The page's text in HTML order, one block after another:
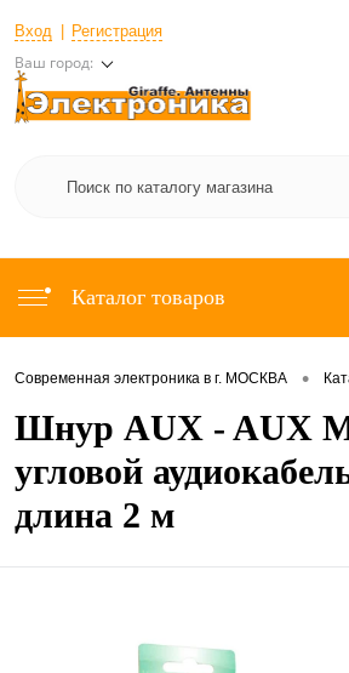
Вход Регистрация
Ваш город:
Каталог товаров
Современная электроника в г. МОСКВА •
Шнур AUX - AUX
угловой
длина 2 м